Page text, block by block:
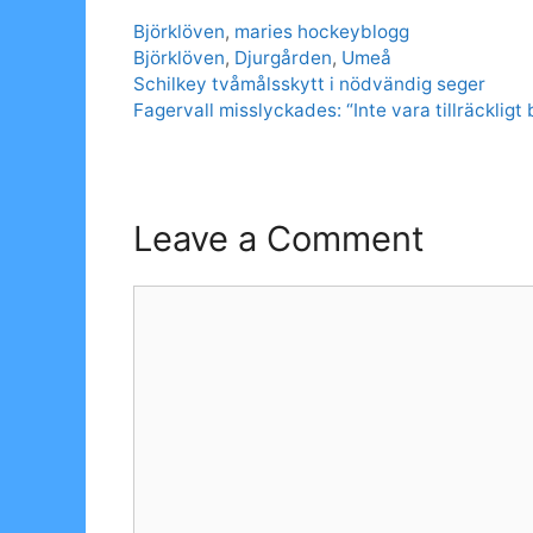
Categories
Björklöven, maries hockeyblogg
Tags
Björklöven, Djurgården, Umeå
Schilkey tvåmålsskytt i nödvändig seger
Fagervall misslyckades: “Inte vara tillräckligt
Leave a Comment